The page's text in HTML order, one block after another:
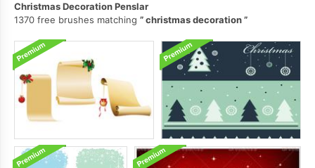
Christmas Decoration Penslar
1370 free brushes matching
christmas decoration